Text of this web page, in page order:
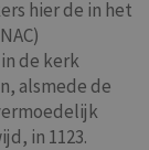
hier de in het
de kerk
alsmede de
in 1123.